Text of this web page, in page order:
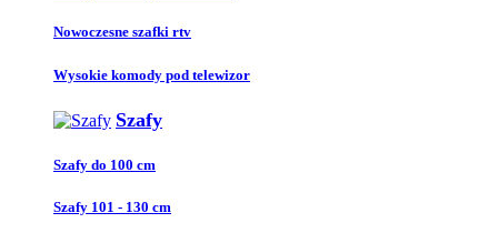
Nowoczesne szafki rtv
Wysokie komody pod telewizor
Szafy
Szafy do 100 cm
Szafy 101 - 130 cm